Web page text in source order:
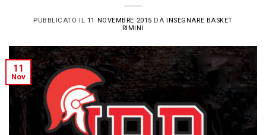
PUBBLICATO IL 11 NOVEMBRE 2015 DAINSEGNARE BASKET
RIMINI
11
Nov